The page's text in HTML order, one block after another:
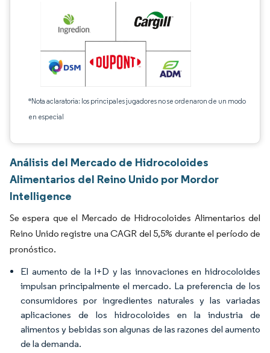
*Nota aclaratoria: los principales jugadores no se ordenaron de un modo
en especial
Análisis del Mercado de Hidrocoloides
Alimentarios del Reino Unido por Mordor
Intelligence
Se espera que el Mercado de Hidrocoloides Alimentarios del
Reino Unido registre una CAGR del 5,5% durante el período de
pronóstico.
El aumento de la I+D y las innovaciones en hidrocoloides
impulsan principalmente el mercado. La preferencia de los
consumidores por ingredientes naturales y las variadas
aplicaciones de los hidrocoloides en la industria de
alimentos y bebidas son algunas de las razones del aumento
de la demanda.